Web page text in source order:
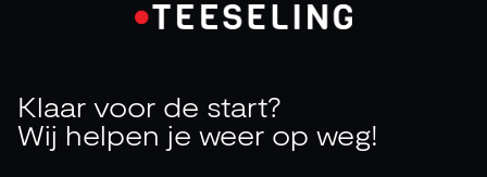
Klaar voor de start?
Wij helpen je weer op weg!